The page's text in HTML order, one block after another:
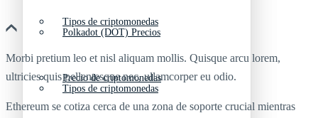
Tipos de criptomonedas
Precio de criptomonedas
Polkadot (DOT) Precios
Tipos de criptomonedas
Morbi pretium leo et nisl aliquam mollis. Quisque arcu lorem,
ultricies quis pellentesque nec, ullamcorper eu odio.
Ethereum se cotiza cerca de una zona de soporte crucial mientras